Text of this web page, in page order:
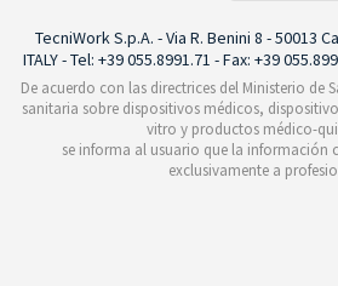
TecniWork S.p.A. - Via R. Benini 8 - 50013
ITALY - Tel: +39 055.8991.71 - Fax: +39
De acuerdo con las directrices del Ministerio de
sanitaria sobre dispositivos médicos,
vitro y productos médico-
se informa al usuario que la información
exclusivamente a